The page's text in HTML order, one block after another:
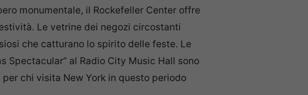
monumentale, il Rockefeller Center offre
Le vetrine dei negozi circostanti
che catturano lo spirito delle feste. Le
Spectacular” al Radio City Music Hall sono
chi visita New York in questo periodo